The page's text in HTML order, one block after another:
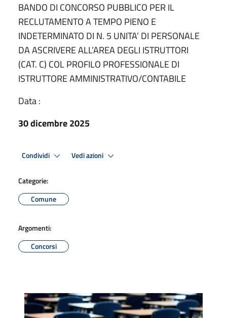
BANDO DI CONCORSO PUBBLICO PER IL
RECLUTAMENTO A TEMPO PIENO E
INDETERMINATO DI N. 5 UNITA’ DI PERSONALE
DA ASCRIVERE ALL’AREA DEGLI ISTRUTTORI
(CAT. C) COL PROFILO PROFESSIONALE DI
ISTRUTTORE AMMINISTRATIVO/CONTABILE
Data :
30 dicembre 2025
Condividi Vedi azioni
Categorie:
Comune
Argomenti:
Concorsi